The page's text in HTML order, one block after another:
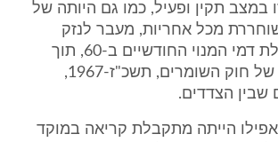
במצב תקין ופעיל, כמו גם היותה של
מכל אחריות, מעבר לנזק
בשיעור של מכפלת דמי המנוי החודשיים ב-60, תוך
החרגה מפורשת של חוק השומרים, תשכ"ז-1967,
שבין הצדדים.
אפילו הייתה מתקבלת קריאה במוקד